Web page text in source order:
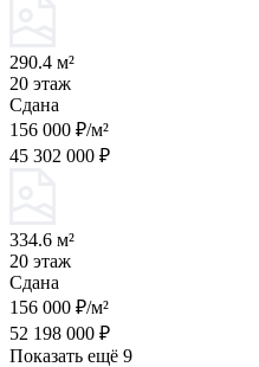
290.4 м²
20 этаж
Сдана
156 000 ₽/м²
45 302 000 ₽
334.6 м²
20 этаж
Сдана
156 000 ₽/м²
52 198 000 ₽
Показать ещё 9